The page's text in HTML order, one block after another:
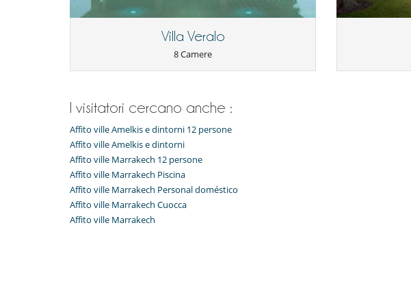
moment.
The villa rental includes the services of a housekeeper to take care of the
and meal preparation.
Location
The Yasala Palace is located on the road to Ouarzazate, about 20 minutes from
Giochi di società per bambini
Letti addizionali per bambini su richiesta
Villa Veralo
8 Camere
I visitatori cercano anche :
Affito ville Amelkis e dintorni 12 persone
Affito ville Amelkis e dintorni
Affito ville Marrakech 12 persone
Affito ville Marrakech Piscina
Affito ville Marrakech Personal doméstico
Affito ville Marrakech Cuocca
Affito ville Marrakech